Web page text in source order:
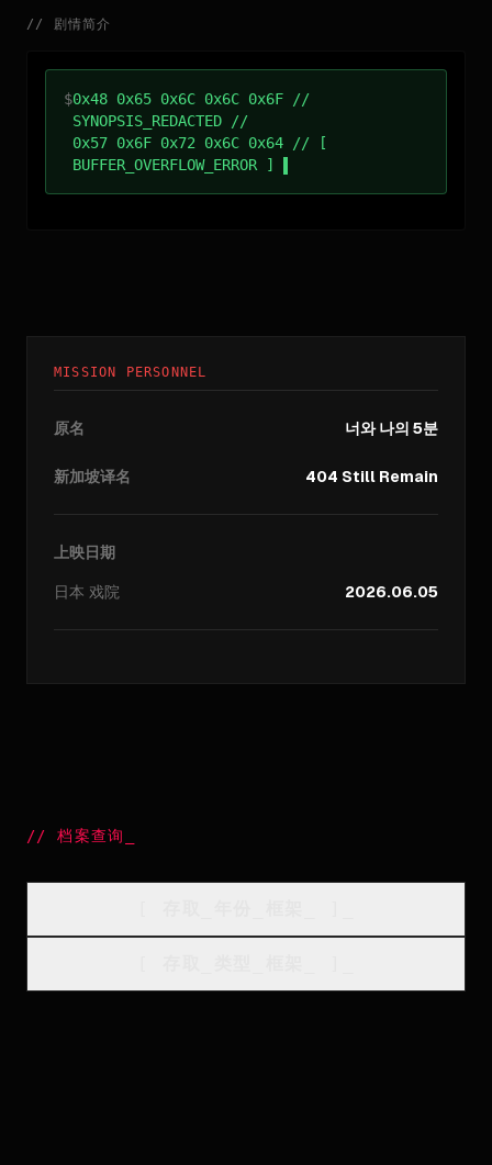
// 剧情简介
$0x48 0x65 0x6C 0x6C 0x6F //
SYNOPSIS_REDACTED //
0x57 0x6F 0x72 0x6C 0x64 // [
BUFFER_OVERFLOW_ERROR ]
MISSION PERSONNEL
原名 너와 나의 5분
新加坡译名 404 Still Remain
上映日期
日本 戏院 2026.06.05
//档案查询